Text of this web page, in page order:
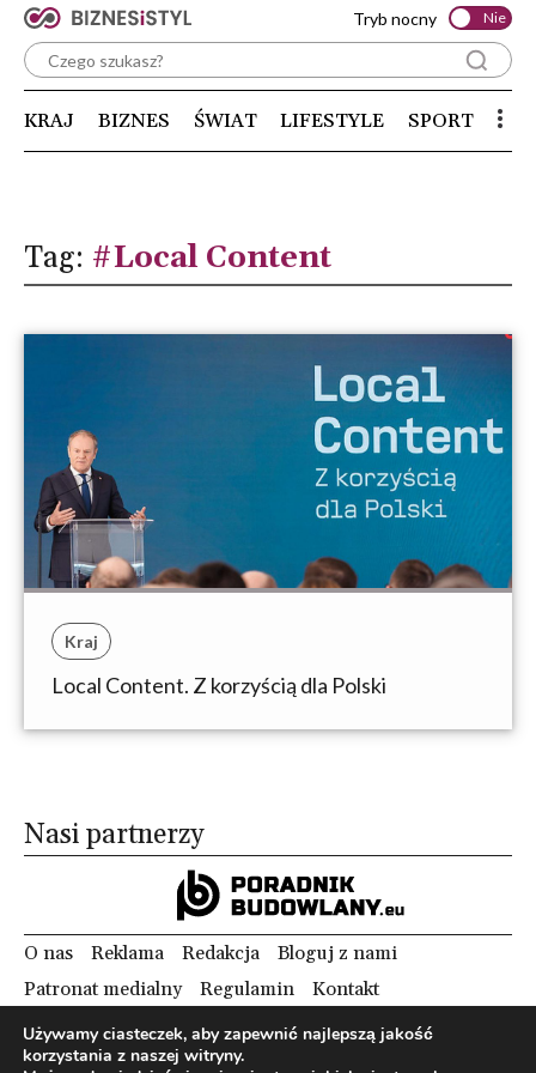
Tryb nocny Nie
KRAJ BIZNES ŚWIAT LIFESTYLE SPORT
Tag: #Local Content
Kraj
Local Content. Z korzyścią dla Polski
Nasi partnerzy
O nas Reklama Redakcja
Bloguj z nami
Patronat medialny
Regulamin Kontakt
Copyright 2012 Biznes i Styl. Wszystkie prawa zastrzeżone.
Używamy ciasteczek, aby zapewnić najlepszą jakość
korzystania z naszej witryny.